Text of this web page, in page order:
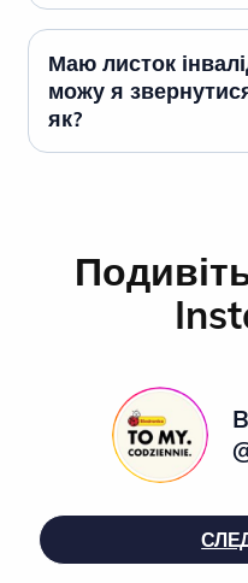
Маю листок
можу я
як?